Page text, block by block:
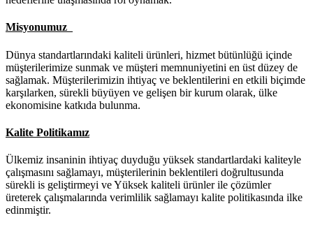
Misyonumuz
Dünya standartlarındaki kaliteli ürünleri, hizmet bütünlüğü içinde
müşterilerimize sunmak ve müşteri memnuniyetini en üst düzey de
sağlamak. Müşterilerimizin ihtiyaç ve beklentilerini en etkili biçimde
karşılarken, sürekli büyüyen ve gelişen bir kurum olarak, ülke
ekonomisine katkıda bulunma.
Kalite Politikamız
Ülkemiz insaninin ihtiyaç duyduğu yüksek standartlardaki kaliteyle
çalışmasını sağlamayı, müşterilerinin beklentileri doğrultusunda
sürekli is geliştirmeyi ve Yüksek kaliteli ürünler ile çözümler
üreterek çalışmalarında verimlilik sağlamayı kalite politikasında ilke
edinmiştir.